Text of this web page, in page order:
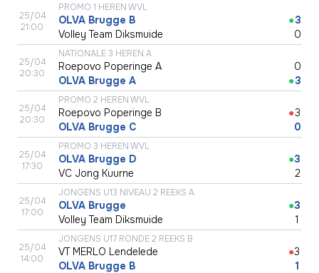
25/04
21:00
PROMO 1 HEREN WVL
OLVA Brugge B
Volley Team Diksmuide
●3
0
25/04
20:30
NATIONALE 3 HEREN A
Roepovo Poperinge A
OLVA Brugge A
●
0
3
25/04
20:30
PROMO 2 HEREN WVL
Roepovo Poperinge B
OLVA Brugge C
●3
0
25/04
17:30
PROMO 3 HEREN WVL
OLVA Brugge D
VC Jong Kuurne
●3
2
25/04
17:00
JONGENS U13 NIVEAU 2 REEKS A
OLVA Brugge
Volley Team Diksmuide
●3
1
25/04
14:00
JONGENS U17 RONDE 2 REEKS B
VT MERLO Lendelede
OLVA Brugge B
●3
1